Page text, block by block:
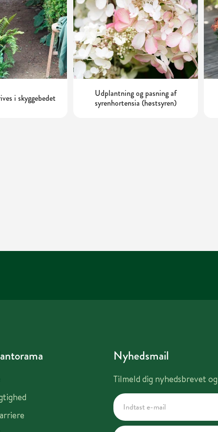
i skyggebedet
Udplantning og pasning af
syrenhortensia (høstsyren)
Nyhedsmail
Tilmeld dig nyhedsbrevet